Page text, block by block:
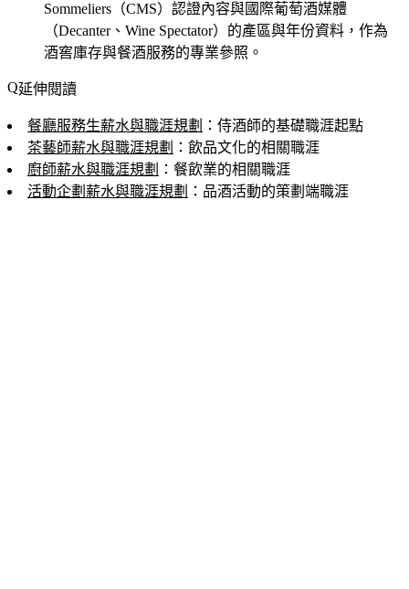
Sommeliers（CMS）認證內容與國際葡萄酒媒體
（Decanter、Wine Spectator）的產區與年份資料，作為
酒窖庫存與餐酒服務的專業參照。
延伸閱讀
餐廳服務生薪水與職涯規劃 ：侍酒師的基礎職涯起點
茶藝師薪水與職涯規劃 ：飲品文化的相關職涯
廚師薪水與職涯規劃 ：餐飲業的相關職涯
活動企劃薪水與職涯規劃 ：品酒活動的策劃端職涯